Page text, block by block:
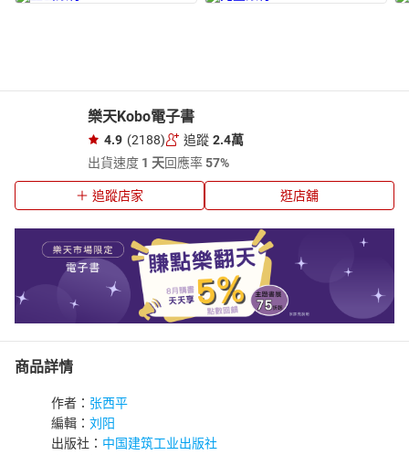
樂天Kobo電子書
4.9 (2188) 追蹤 2.4萬
出貨速度 1 天回應率57%
追蹤店家 逛店舖
商品詳情
作者： 张西平
編輯： 刘阳
出版社： 中国建筑工业出版社